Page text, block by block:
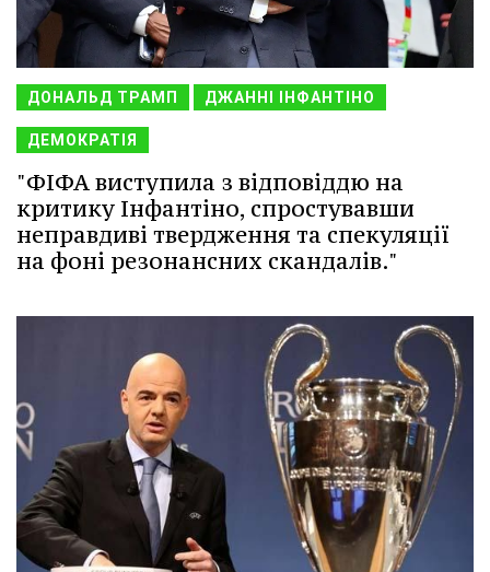
ДОНАЛЬД ТРАМП ДЖАННІ ІНФАНТІНО
ДЕМОКРАТІЯ
"ФІФА виступила з відповіддю на
критику Інфантіно, спростувавши
неправдиві твердження та спекуляції
на фоні резонансних скандалів."